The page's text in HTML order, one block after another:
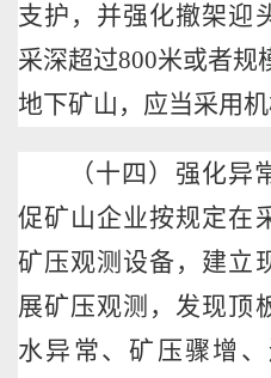
支护，并强化撤架迎
采深超过800米或者规
地下矿山，应当采用机
（十四）强化异
促矿山企业按规定在
矿压观测设备，建立
展矿压观测，发现顶
水异常、矿压骤增